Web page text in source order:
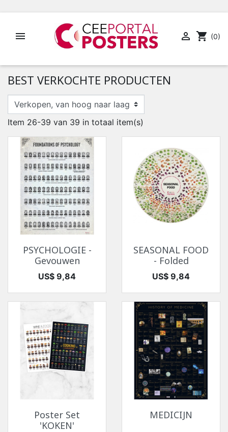
  shopping_cart (0)
BEST VERKOCHTE PRODUCTEN
Item 26-39 van 39 in totaal item(s)
PSYCHOLOGIE -
Gevouwen
Prijs
US$ 9,84
SEASONAL FOOD
- Folded
Prijs
US$ 9,84
Poster Set
'KOKEN'
MEDICIJN